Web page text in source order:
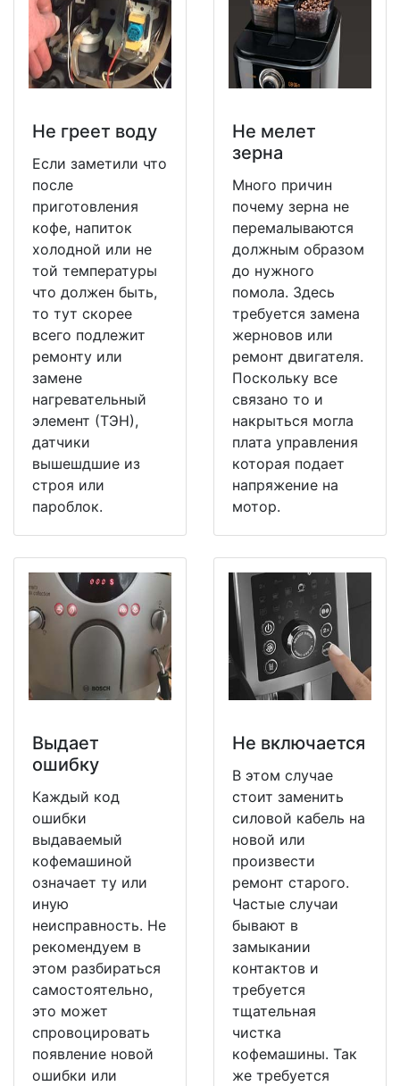
Не греет воду
Если заметили что
после
приготовления
кофе, напиток
холодной или не
той температуры
что должен быть,
то тут скорее
всего подлежит
ремонту или
замене
нагревательный
элемент (ТЭН),
датчики
вышешдшие из
строя или
пароблок.
Не мeлет
зерна
Много причин
почему зерна не
перемалываются
должным образом
до нужного
помола. Здесь
требуется замена
жерновов или
ремонт двигателя.
Поскольку все
связано то и
накрыться могла
плата управления
которая подает
напряжение на
мотор.
Выдает
ошибку
Каждый код
ошибки
выдаваемый
кофемашиной
означает ту или
иную
неисправность. Не
рекомендуем в
этом разбираться
самостоятельно,
это может
спровоцировать
появление новой
ошибки или
Не включается
В этом случае
стоит заменить
силовой кабель на
новой или
произвести
ремонт старого.
Частые случаи
бывают в
замыкании
контактов и
требуется
тщательная
чистка
кофемашины. Так
же требуется